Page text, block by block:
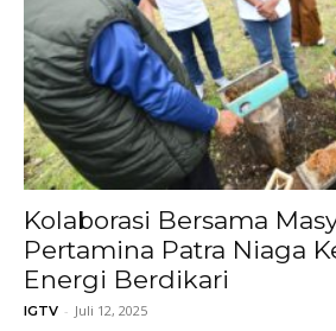
Kolaborasi Bersama
Pertamina Patra Niaga
Energi Berdikari
IGTV - Juli 12, 2025